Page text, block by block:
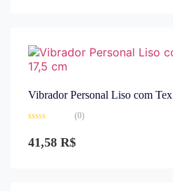
Vibrador Personal Liso com Tex
0
de
(0)
41,58 R$